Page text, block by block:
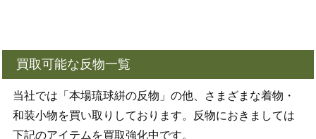
買取可能な反物一覧
当社では「本場琉球絣の反物」の他、さまざまな着物・
和装小物を買い取りしております。反物におきましては
下記のアイテムを買取強化中です。